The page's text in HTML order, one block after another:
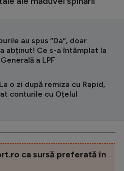
au spus ”Da”, doar
abținut! Ce s-a întâmplat la
a LPF
o zi după remiza cu Rapid,
conturile cu Oțelul
ca sursă preferată în